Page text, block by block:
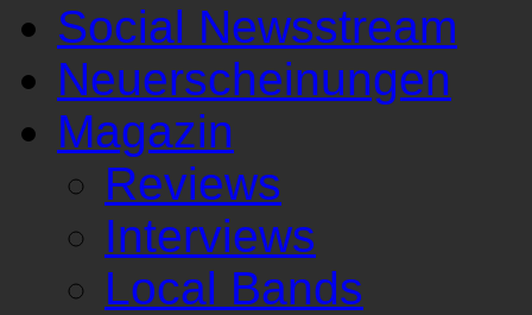
Social Newsstream
Neuerscheinungen
Magazin
Reviews
Interviews
Local Bands